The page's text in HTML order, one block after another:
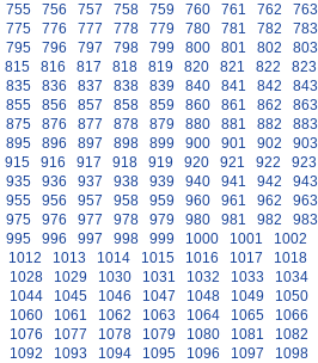
755 756 757 758 759 760 761 762
763
775 776 777 778 779 780 781 782
783
795 796 797 798 799 800 801 802
803
815 816 817 818 819 820 821 822
823
835 836 837 838 839 840 841 842
843
855 856 857 858 859 860 861 862
863
875 876 877 878 879 880 881 882
883
895 896 897 898 899 900 901 902
903
915 916 917 918 919 920 921 922
923
935 936 937 938 939 940 941 942
943
955 956 957 958 959 960 961 962
963
975 976 977 978 979 980 981 982
983
995 996 997 998 999 1000 1001
1002
1012 1013 1014 1015 1016 1017
1018
1028 1029 1030 1031 1032 1033
1034
1044 1045 1046 1047 1048 1049
1050
1060 1061 1062 1063 1064 1065
1066
1076 1077 1078 1079 1080 1081
1082
1092 1093 1094 1095 1096 1097
1098